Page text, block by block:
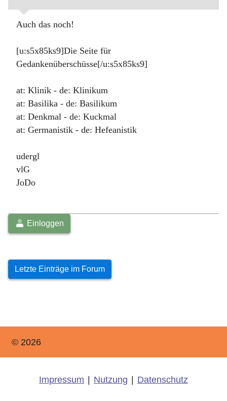
Auch das noch!
[u:s5x85ks9]Die Seite für
Gedankenüberschüsse[/u:s5x85ks9]
at: Klinik - de: Klinikum
at: Basilika - de: Basilikum
at: Denkmal - de: Kuckmal
at: Germanistik - de: Hefeanistik
udergl
vlG
JoDo
Einloggen
Letzte Einträge im Forum
© 2026
Impressum Nutzung Datenschutz